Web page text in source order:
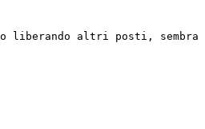
liberando altri posti,